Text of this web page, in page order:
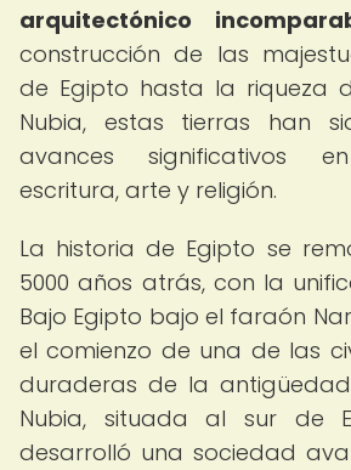
arquitectónico
construcción de las
de Egipto hasta la riqueza
Nubia, estas tierras han
avances significativos
escritura, arte y religión.
La historia de Egipto se
5000 años atrás, con la
Bajo Egipto bajo el faraón
el comienzo de una de las
duraderas de la
Nubia, situada al sur de
desarrolló una sociedad